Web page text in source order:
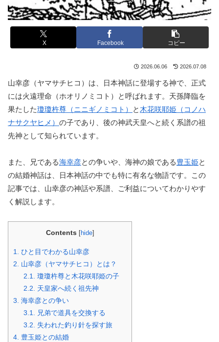
X Facebook コピー
2026.06.06 2026.07.08
山幸彦（ヤマサチヒコ）は、日本神話に登場する神で、正式
には火遠理命（ホオリノミコト）と呼ばれます。天孫降臨を
果たした瓊瓊杵尊（ニニギノミコト） と 木花咲耶姫（コノハ
ナサクヤヒメ） の子であり、後の神武天皇へと続く系譜の祖
先神として知られています。
また、兄である海幸彦との争いや、海神の娘である豊玉姫と
の結婚神話は、日本神話の中でも特に有名な物語です。この
記事では、山幸彦の神話や系譜、ご利益についてわかりやす
く解説します。
Contents [hide]
1. ひと目でわかる山幸彦
2. 山幸彦（ヤマサチヒコ）とは？
2.1. 瓊瓊杵尊と木花咲耶姫の子
2.2. 天皇家へ続く祖先神
3. 海幸彦との争い
3.1. 兄弟で道具を交換する
3.2. 失われた釣り針を探す旅
4. 豊玉姫との結婚